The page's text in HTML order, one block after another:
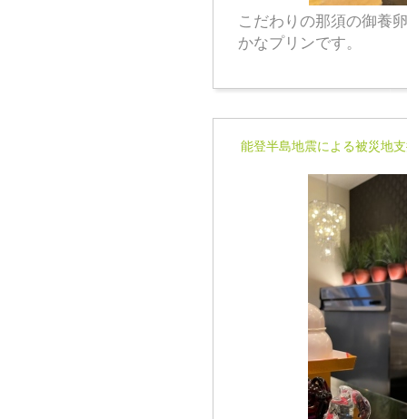
こだわりの那須の御養
かなプリンです。
能登半島地震による被災地